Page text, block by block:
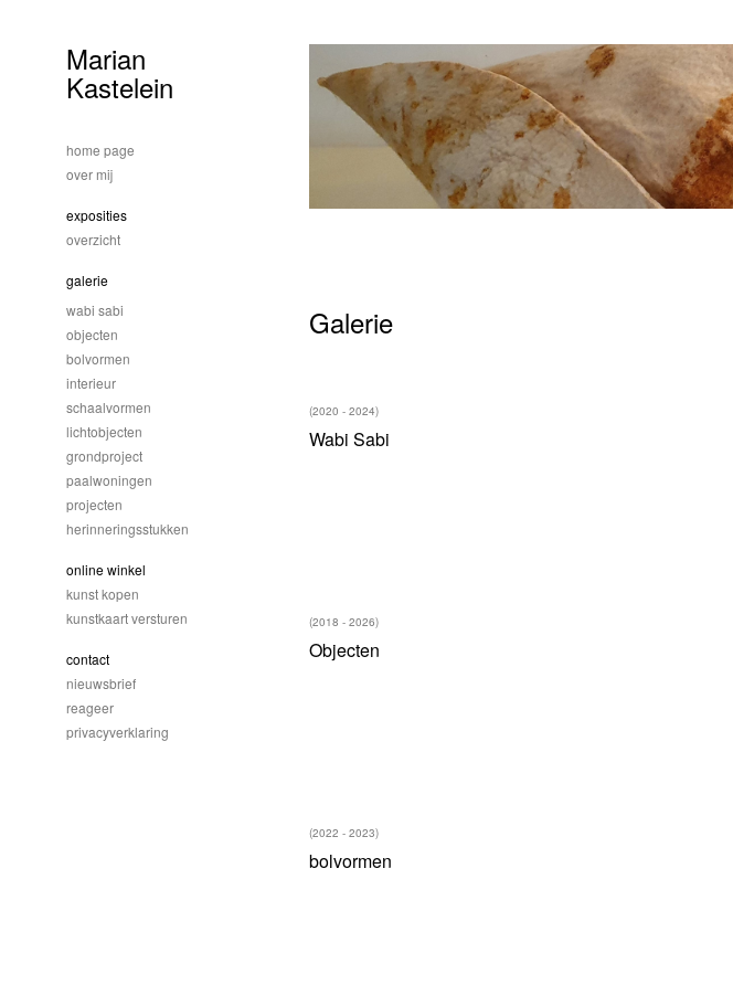
Galerie
Wabi Sabi
(2020 - 2024)
Objecten
(2018 - 2026)
bolvormen
(2022 - 2023)
Marian
Kastelein
home page
over mij
exposities
overzicht
galerie
wabi sabi
objecten
bolvormen
interieur
schaalvormen
lichtobjecten
grondproject
paalwoningen
projecten
herinneringsstukken
online winkel
kunst kopen
kunstkaart versturen
contact
nieuwsbrief
reageer
privacyverklaring